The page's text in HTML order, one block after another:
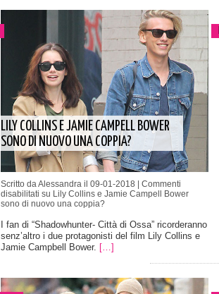
LILY COLLINS E JAMIE CAMPELL BOWER
SONO DI NUOVO UNA COPPIA?
Scritto da Alessandra il 09-01-2018 | Commenti
disabilitati su Lily Collins e Jamie Campell Bower
sono di nuovo una coppia?
I fan di “Shadowhunter- Città di Ossa” ricorderanno
senz’altro i due protagonisti del film Lily Collins e
Jamie Campbell Bower. […]